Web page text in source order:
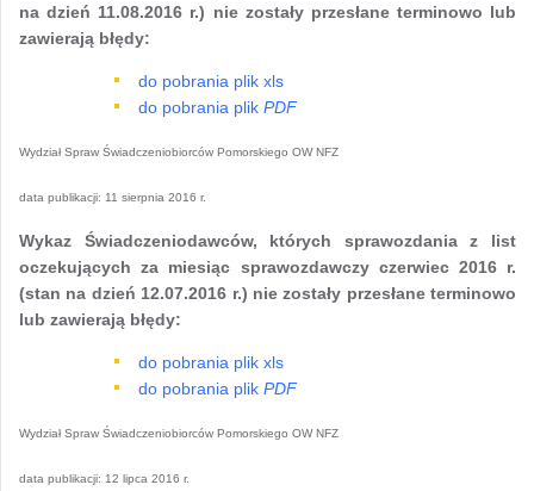
na dzień 11.08.2016 r.) nie zostały przesłane terminowo lub
zawierają błędy:
do pobrania plik xls
do pobrania plik PDF
Wydział Spraw Świadczeniobiorców Pomorskiego OW NFZ
data publikacji: 11 sierpnia 2016 r.
Wykaz Świadczeniodawców, których sprawozdania z list
oczekujących za miesiąc sprawozdawczy czerwiec 2016 r.
(stan na dzień 12.07.2016 r.) nie zostały przesłane terminowo
lub zawierają błędy:
do pobrania plik xls
do pobrania plik PDF
Wydział Spraw Świadczeniobiorców Pomorskiego OW NFZ
data publikacji: 12 lipca 2016 r.